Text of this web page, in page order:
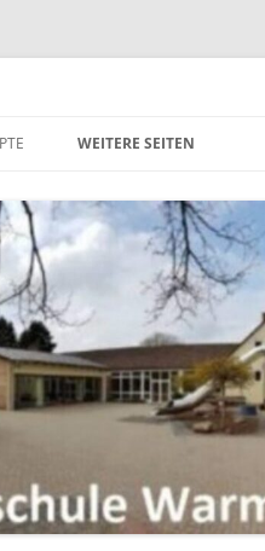
WEITERE SEITEN
SAMTGEMEINDE UCHTE
SPORT UND GESUNDHEIT
MUSIZIERKREIS WARMSEN